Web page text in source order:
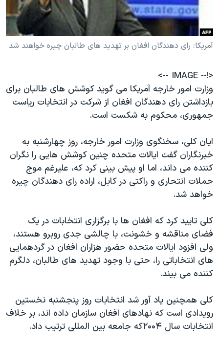
فرهنگ و زندگی
حقوق شهروندی
اقتصادی
اسرائیل در جنگ
گالری عکس
آرشیو پخش زنده
مستندها
انتخابات ریاست جمهوری آمریکا ۲۰۲۴
حمله جمهوری اسلامی به اسرائیل
ورزش زنان در ایران
اعتراضات زن، زندگی، آزادی
مجموعه مستندهای دادخواهی
دادگاه حمید نوری
چهل سال گروگان‌گیری
قانون شفافیت دارائی کادر رهبری ایران
اسرائیل در جنگ
نرگس محمدی برنده جایزه نوبل صلح
همایش محافظه‌کاران آمریکا «سی‌پک»
صفحه‌های ویژه
دنبال کنید
زبانهای مختلف
آمریکا: رای دهندگان افغان بر تهدید های طالبان چیره خواهند شد
<!-- IMAGE -->
وزارت امور خارجه آمریکا می گوید کوشش های طالبان برای
بازداشتن رای دهندگان افغان از شرکت در انتخابات ریاست
جمهوری، محکوم به شکست است.
ایان کلی، سخنگوی وزارت امور خارجه، روز چهارشنبه به
خبرنگاران گفت ایالات متحده چنین کوشش هایی را نگران
کننده می داند، اما او پیش بینی کرد که، علیرغم موج
حملات انتحاری و راکتی در کابل، اراده رای دهندگان چیره
خواهد شد.
کلی تایید کرد که افغان ها با برگزاری انتخابات در یک
فضای مناقشه و خشونت، با چالشی جدی روبرو هستند،
ولی افزود ایالات متحده حضور هزاران افغان در گردهمایی
های انتخاباتی را، حتی با وجود تهدید های طالبان، دلگرم
کننده می بیند.
کلی همچنین یاد آور شد انتخابات روز پنجشنبه نخستین
رویدادی است که نهادهای افغان سازمان داده اند، بر خلاف
انتخابات سال ۲۰۰۴که جامعه بین المللی ترتیب داد.